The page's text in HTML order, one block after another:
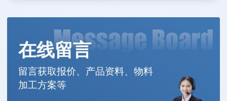
在线留言
留言获取报价、产品资料、物料
加工方案等